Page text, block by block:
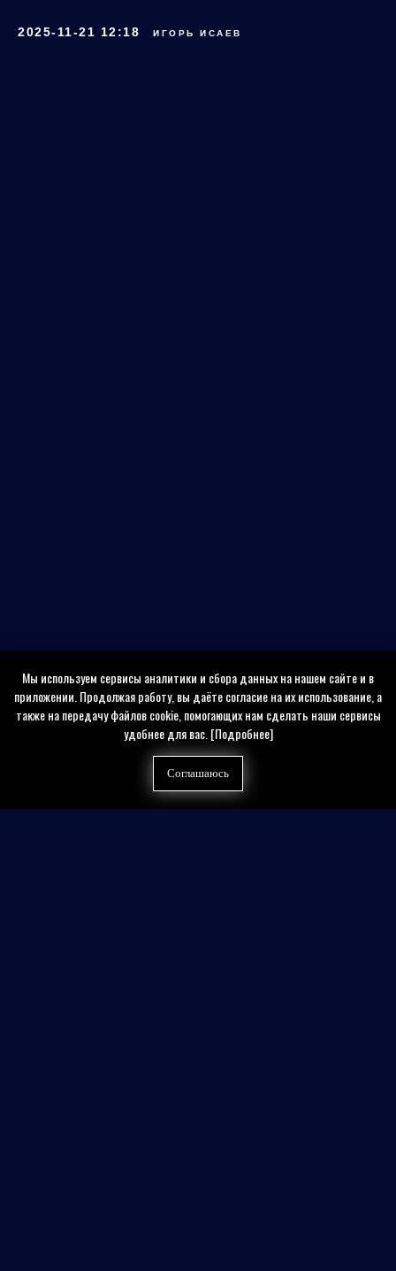
Мы используем сервисы аналитики и сбора данных на нашем сайте и в
приложении. Продолжая работу, вы даёте согласие на их использование, а
также на передачу файлов cookie, помогающих нам сделать наши сервисы
удобнее для вас.[Подробнее]
Соглашаюсь
2025-11-21 12:18 ИГОРЬ ИСАЕВ